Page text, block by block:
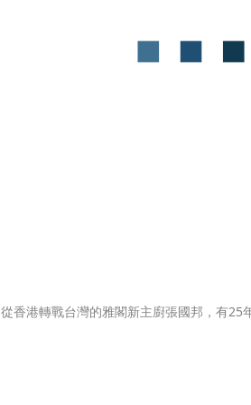
從香港轉戰台灣的雅閣新主廚張國邦，有25